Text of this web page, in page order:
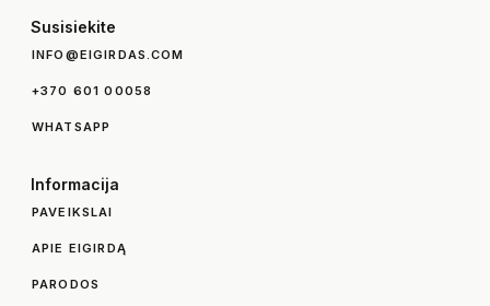
Susisiekite
INFO@EIGIRDAS.COM
+370 601 00058
WHATSAPP
Informacija
PAVEIKSLAI
APIE EIGIRDĄ
PARODOS